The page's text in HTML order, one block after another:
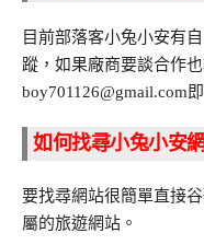
目前部落客小兔小安有
蹤，如果廠商要談合作
boy701126@gmail.com即
如何找尋小兔小安
要找尋網站很簡單直接
屬的旅遊網站。